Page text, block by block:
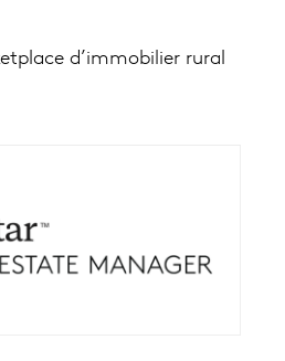
d’immobilier rural